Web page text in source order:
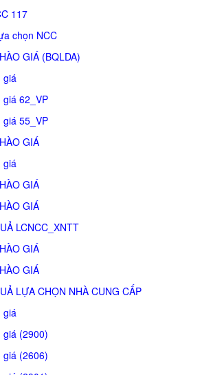
117
chọn NCC
GIÁ (BQLDA)
giá
62_VP
55_VP
GIÁ
giá
GIÁ
GIÁ
LCNCC_XNTT
GIÁ
GIÁ
LỰA CHỌN NHÀ CUNG CẤP
giá
(2900)
(2606)